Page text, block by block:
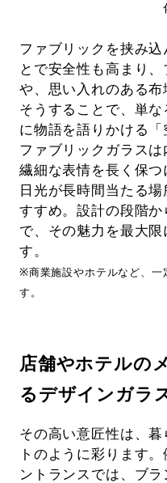
ファブリックを挟み
とで安全性も高まり
や、思い入れのある布
そうすることで、単
に物語を語りかける「
ファブリックガラス
繊細な表情を長く保
日光が長時間当たる
すすめ。設計の段階
で、その魅力を最大
す。
※商業施設やホテルなど、一
す。
店舗やホテルの
るデザインガラ
その高い意匠性は、
トのように彩ります
ントランスでは、ブ